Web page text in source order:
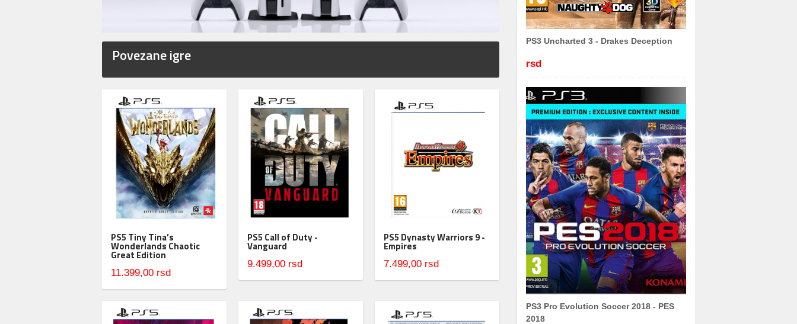
Povezane igre
PS5 Tiny Tina’s
Wonderlands Chaotic
Great Edition
11.399,00 rsd
PS5 Call of Duty -
Vanguard
9.499,00 rsd
PS5 Dynasty Warriors 9 -
Empires
7.499,00 rsd
PS3 Uncharted 3 - Drakes Deception
rsd
PS3 Pro Evolution Soccer 2018 - PES
2018